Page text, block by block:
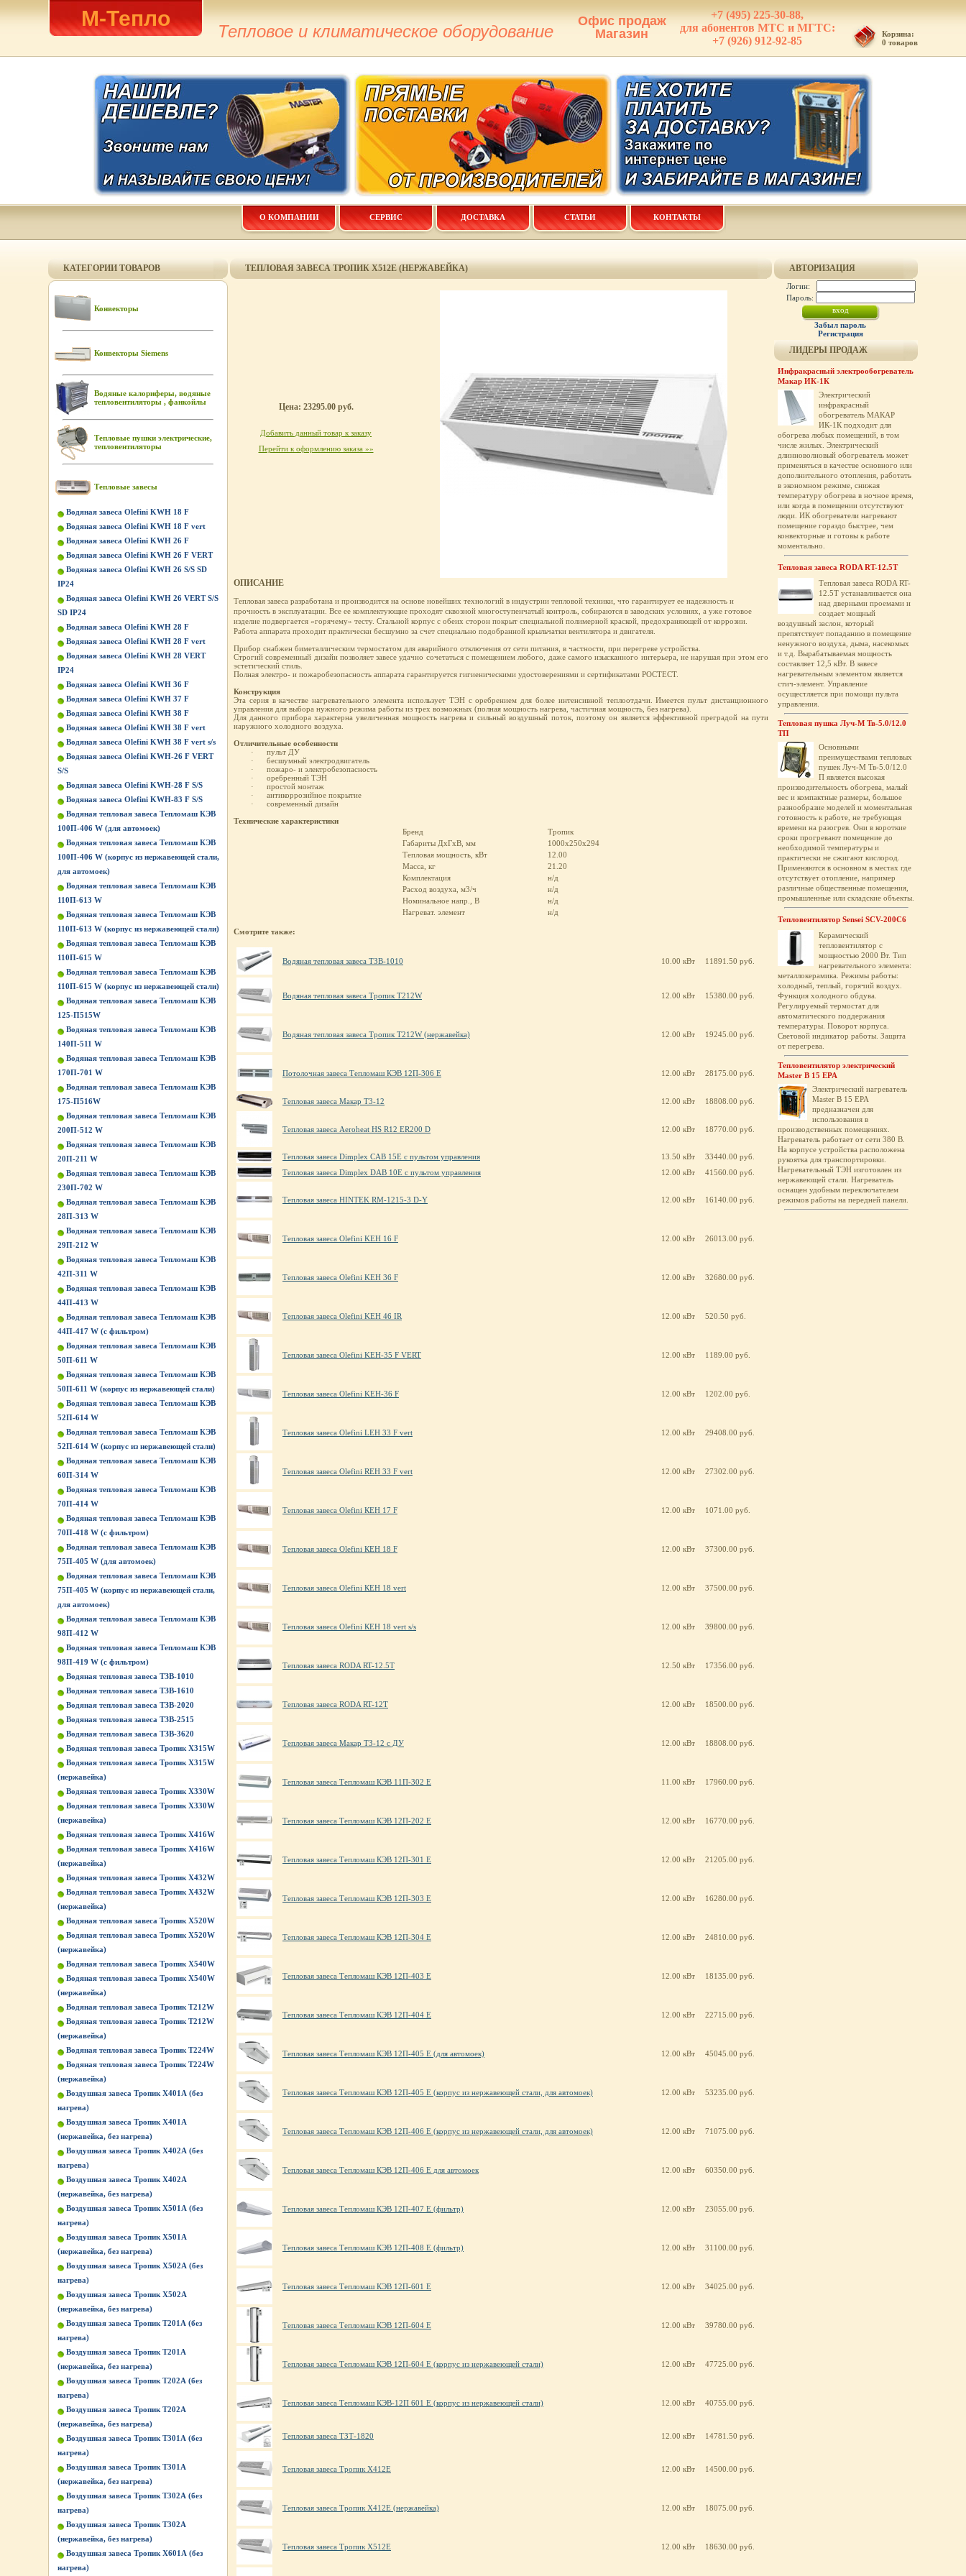
М-Тепло
Тепловое и климатическое оборудование
Офис продаж
Магазин
+7 (495) 225-30-88,
для абонентов МТС и МГТС:
+7 (926) 912-92-85
Корзина:
0 товаров
О КОМПАНИИ СЕРВИС ДОСТАВКА СТАТЬИ КОНТАКТЫ
КАТЕГОРИИ ТОВАРОВ
Конвекторы
Конвекторы Siemens
Водяные калориферы, водяные
тепловентиляторы , фанкойлы
Тепловые пушки электрические,
тепловентиляторы
Тепловые завесы
Водяная завеса Olefini KWH 18 F
Водяная завеса Olefini KWH 18 F vert
Водяная завеса Olefini KWH 26 F
Водяная завеса Olefini KWH 26 F VERT
Водяная завеса Olefini KWH 26 S/S SD
IP24
Водяная завеса Olefini KWH 26 VERT S/S
SD IP24
Водяная завеса Olefini KWH 28 F
Водяная завеса Olefini KWH 28 F vert
Водяная завеса Olefini KWH 28 VERT
IP24
Водяная завеса Olefini KWH 36 F
Водяная завеса Olefini KWH 37 F
Водяная завеса Olefini KWH 38 F
Водяная завеса Olefini KWH 38 F vert
Водяная завеса Olefini KWH 38 F vert s/s
Водяная завеса Olefini KWH-26 F VERT
S/S
Водяная завеса Olefini KWH-28 F S/S
Водяная завеса Olefini KWH-83 F S/S
Водяная тепловая завеса Тепломаш КЭВ
100П-406 W (для автомоек)
Водяная тепловая завеса Тепломаш КЭВ
100П-406 W (корпус из нержавеющей стали,
для автомоек)
Водяная тепловая завеса Тепломаш КЭВ
110П-613 W
Водяная тепловая завеса Тепломаш КЭВ
110П-613 W (корпус из нержавеющей стали)
Водяная тепловая завеса Тепломаш КЭВ
110П-615 W
Водяная тепловая завеса Тепломаш КЭВ
110П-615 W (корпус из нержавеющей стали)
Водяная тепловая завеса Тепломаш КЭВ
125-П515W
Водяная тепловая завеса Тепломаш КЭВ
140П-511 W
Водяная тепловая завеса Тепломаш КЭВ
170П-701 W
Водяная тепловая завеса Тепломаш КЭВ
175-П516W
Водяная тепловая завеса Тепломаш КЭВ
200П-512 W
Водяная тепловая завеса Тепломаш КЭВ
20П-211 W
Водяная тепловая завеса Тепломаш КЭВ
230П-702 W
Водяная тепловая завеса Тепломаш КЭВ
28П-313 W
Водяная тепловая завеса Тепломаш КЭВ
29П-212 W
Водяная тепловая завеса Тепломаш КЭВ
42П-311 W
Водяная тепловая завеса Тепломаш КЭВ
44П-413 W
Водяная тепловая завеса Тепломаш КЭВ
44П-417 W (с фильтром)
Водяная тепловая завеса Тепломаш КЭВ
50П-611 W
Водяная тепловая завеса Тепломаш КЭВ
50П-611 W (корпус из нержавеющей стали)
Водяная тепловая завеса Тепломаш КЭВ
52П-614 W
Водяная тепловая завеса Тепломаш КЭВ
52П-614 W (корпус из нержавеющей стали)
Водяная тепловая завеса Тепломаш КЭВ
60П-314 W
Водяная тепловая завеса Тепломаш КЭВ
70П-414 W
Водяная тепловая завеса Тепломаш КЭВ
70П-418 W (с фильтром)
Водяная тепловая завеса Тепломаш КЭВ
75П-405 W (для автомоек)
Водяная тепловая завеса Тепломаш КЭВ
75П-405 W (корпус из нержавеющей стали,
для автомоек)
Водяная тепловая завеса Тепломаш КЭВ
98П-412 W
Водяная тепловая завеса Тепломаш КЭВ
98П-419 W (с фильтром)
Водяная тепловая завеса ТЗВ-1010
Водяная тепловая завеса ТЗВ-1610
Водяная тепловая завеса ТЗВ-2020
Водяная тепловая завеса ТЗВ-2515
Водяная тепловая завеса ТЗВ-3620
Водяная тепловая завеса Тропик X315W
Водяная тепловая завеса Тропик X315W
(нержавейка)
Водяная тепловая завеса Тропик X330W
Водяная тепловая завеса Тропик X330W
(нержавейка)
Водяная тепловая завеса Тропик X416W
Водяная тепловая завеса Тропик X416W
(нержавейка)
Водяная тепловая завеса Тропик X432W
Водяная тепловая завеса Тропик X432W
(нержавейка)
Водяная тепловая завеса Тропик X520W
Водяная тепловая завеса Тропик X520W
(нержавейка)
Водяная тепловая завеса Тропик X540W
Водяная тепловая завеса Тропик X540W
(нержавейка)
Водяная тепловая завеса Тропик Т212W
Водяная тепловая завеса Тропик Т212W
(нержавейка)
Водяная тепловая завеса Тропик Т224W
Водяная тепловая завеса Тропик Т224W
(нержавейка)
Воздушная завеса Тропик X401А (без
нагрева)
Воздушная завеса Тропик X401А
(нержавейка, без нагрева)
Воздушная завеса Тропик X402А (без
нагрева)
Воздушная завеса Тропик X402А
(нержавейка, без нагрева)
Воздушная завеса Тропик X501А (без
нагрева)
Воздушная завеса Тропик X501А
(нержавейка, без нагрева)
Воздушная завеса Тропик X502А (без
нагрева)
Воздушная завеса Тропик X502А
(нержавейка, без нагрева)
Воздушная завеса Тропик Т201А (без
нагрева)
Воздушная завеса Тропик Т201А
(нержавейка, без нагрева)
Воздушная завеса Тропик Т202А (без
нагрева)
Воздушная завеса Тропик Т202А
(нержавейка, без нагрева)
Воздушная завеса Тропик Т301А (без
нагрева)
Воздушная завеса Тропик Т301А
(нержавейка, без нагрева)
Воздушная завеса Тропик Т302А (без
нагрева)
Воздушная завеса Тропик Т302А
(нержавейка, без нагрева)
Воздушная завеса Тропик Х601А (без
нагрева)
ТЕПЛОВАЯ ЗАВЕСА ТРОПИК X512E (НЕРЖАВЕЙКА)
Цена: 23295.00 руб.
Добавить данный товар к заказу
Перейти к оформлению заказа »»
ОПИСАНИЕ
Тепловая завеса разработана и производится на основе новейших технологий в индустрии тепловой техники, что гарантирует ее надежность и
прочность в эксплуатации. Все ее комплектующие проходят сквозной многоступенчатый контроль, собираются в заводских условиях, а уже готовое
изделие подвергается «горячему» тесту. Стальной корпус с обеих сторон покрыт специальной полимерной краской, предохраняющей от коррозии.
Работа аппарата проходит практически бесшумно за счет специально подобранной крыльчатки вентилятора и двигателя.
Прибор снабжен биметаллическим термостатом для аварийного отключения от сети питания, в частности, при перегреве устройства.
Строгий современный дизайн позволяет завесе удачно сочетаться с помещением любого, даже самого изысканного интерьера, не нарушая при этом его
эстетический стиль.
Полная электро- и пожаробезопасность аппарата гарантируется гигиеническими удостоверениями и сертификатами РОСТЕСТ.
Конструкция
Эта серия в качестве нагревательного элемента использует ТЭН с оребрением для более интенсивной теплоотдачи. Имеется пульт дистанционного
управления для выбора нужного режима работы из трех возможных (полная мощность нагрева, частичная мощность, без нагрева).
Для данного прибора характерна увеличенная мощность нагрева и сильный воздушный поток, поэтому он является эффективной преградой на пути
наружного холодного воздуха.
Отличительные особенности
·
пульт ДУ
·
бесшумный электродвигатель
·
пожаро- и электробезопасность
·
оребренный ТЭН
·
простой монтаж
·
антикоррозийное покрытие
·
современный дизайн
Технические характеристики
Бренд
Тропик
Габариты ДхГхВ, мм
1000х250х294
Тепловая мощность, кВт
12.00
Масса, кг
21.20
Комплектация
н/д
Расход воздуха, м3/ч
н/д
Номинальное напр., В
н/д
Нагреват. элемент
н/д
Смотрите также:
Водяная тепловая завеса ТЗВ-1010 10.00 кВт 11891.50 руб.
Водяная тепловая завеса Тропик Т212W 12.00 кВт 15380.00 руб.
Водяная тепловая завеса Тропик Т212W (нержавейка) 12.00 кВт 19245.00 руб.
Потолочная завеса Тепломаш КЭВ 12П-306 Е 12.00 кВт 28175.00 руб.
Тепловая завеса Макар Т3-12 12.00 кВт 18808.00 руб.
Тепловая завеса Aeroheat HS R12 ER200 D 12.00 кВт 18770.00 руб.
Тепловая завеса Dimplex CAB 15E с пультом управления 13.50 кВт
33440.00 руб.
Тепловая завеса Dimplex DAB 10E с пультом управления
12.00 кВт 41560.00 руб.
Тепловая завеса HINTEK RM-1215-3 D-Y 12.00 кВт 16140.00 руб.
Тепловая завеса Olefini KEH 16 F 12.00 кВт 26013.00 руб.
Тепловая завеса Olefini KEH 36 F 12.00 кВт 32680.00 руб.
Тепловая завеса Olefini KEH 46 IR 12.00 кВт 520.50 руб.
Тепловая завеса Olefini KEH-35 F VERT 12.00 кВт 1189.00 руб.
Тепловая завеса Olefini KEH-36 F 12.00 кВт 1202.00 руб.
Тепловая завеса Olefini LEH 33 F vert 12.00 кВт 29408.00 руб.
Тепловая завеса Olefini REH 33 F vert 12.00 кВт 27302.00 руб.
Тепловая завеса Olefini КЕН 17 F 12.00 кВт 1071.00 руб.
Тепловая завеса Olefini КЕН 18 F 12.00 кВт 37300.00 руб.
Тепловая завеса Olefini КЕН 18 vert 12.00 кВт 37500.00 руб.
Тепловая завеса Olefini КЕН 18 vert s/s 12.00 кВт 39800.00 руб.
Тепловая завеса RODA RT-12.5T 12.50 кВт 17356.00 руб.
Тепловая завеса RODA RT-12T 12.00 кВт 18500.00 руб.
Тепловая завеса Макар ТЗ-12 с ДУ 12.00 кВт 18808.00 руб.
Тепловая завеса Тепломаш КЭВ 11П-302 Е 11.00 кВт 17960.00 руб.
Тепловая завеса Тепломаш КЭВ 12П-202 Е 12.00 кВт 16770.00 руб.
Тепловая завеса Тепломаш КЭВ 12П-301 Е 12.00 кВт 21205.00 руб.
Тепловая завеса Тепломаш КЭВ 12П-303 Е 12.00 кВт 16280.00 руб.
Тепловая завеса Тепломаш КЭВ 12П-304 Е 12.00 кВт 24810.00 руб.
Тепловая завеса Тепломаш КЭВ 12П-403 Е 12.00 кВт 18135.00 руб.
Тепловая завеса Тепломаш КЭВ 12П-404 Е 12.00 кВт 22715.00 руб.
Тепловая завеса Тепломаш КЭВ 12П-405 Е (для автомоек) 12.00 кВт 45045.00 руб.
Тепловая завеса Тепломаш КЭВ 12П-405 Е (корпус из нержавеющей стали, для автомоек) 12.00 кВт 53235.00 руб.
Тепловая завеса Тепломаш КЭВ 12П-406 Е (корпус из нержавеющей стали, для автомоек) 12.00 кВт 71075.00 руб.
Тепловая завеса Тепломаш КЭВ 12П-406 Е для автомоек 12.00 кВт 60350.00 руб.
Тепловая завеса Тепломаш КЭВ 12П-407 Е (фильтр) 12.00 кВт 23055.00 руб.
Тепловая завеса Тепломаш КЭВ 12П-408 Е (фильтр) 12.00 кВт 31100.00 руб.
Тепловая завеса Тепломаш КЭВ 12П-601 Е 12.00 кВт 34025.00 руб.
Тепловая завеса Тепломаш КЭВ 12П-604 Е 12.00 кВт 39780.00 руб.
Тепловая завеса Тепломаш КЭВ 12П-604 Е (корпус из нержавеющей стали) 12.00 кВт 47725.00 руб.
Тепловая завеса Тепломаш КЭВ-12П 601 Е (корпус из нержавеющей стали) 12.00 кВт 40755.00 руб.
Тепловая завеса ТЗТ-1820 12.00 кВт 14781.50 руб.
Тепловая завеса Тропик X412E 12.00 кВт 14500.00 руб.
Тепловая завеса Тропик X412E (нержавейка) 12.00 кВт 18075.00 руб.
Тепловая завеса Тропик X512E 12.00 кВт 18630.00 руб.
АВТОРИЗАЦИЯ
Логин:
Пароль:
Забыл пароль
Регистрация
ЛИДЕРЫ ПРОДАЖ
Инфракрасный электрообогреватель
Макар ИК-1К
Электрический
инфракрасный
обогреватель МАКАР
ИК-1К подходит для
обогрева любых помещений, в том
числе жилых. Электрический
длинноволновый обогреватель может
применяться в качестве основного или
дополнительного отопления, работать
в экономном режиме, снижая
температуру обогрева в ночное время,
или когда в помещении отсутствуют
люди. ИК обогреватели нагревают
помещение гораздо быстрее, чем
конвекторные и готовы к работе
моментально.
Тепловая завеса RODA RT-12.5T
Тепловая завеса RODA RT-
12.5T устанавливается она
над дверными проемами и
создает мощный
воздушный заслон, который
препятствует попаданию в помещение
ненужного воздуха, дыма, насекомых
и т.д. Вырабатываемая мощность
составляет 12,5 кВт. В завесе
нагревательным элементом является
стич-элемент. Управление
осущестляется при помощи пульта
управления.
Тепловая пушка Луч-М Тв-5.0/12.0
ТП
Основными
преимуществами тепловых
пушек Луч-М Тв-5.0/12.0
П является высокая
производительность обогрева, малый
вес и компактные размеры, большое
разнообразие моделей и моментальная
готовность к работе, не требующая
времени на разогрев. Они в короткие
сроки прогревают помещение до
необходимой температуры и
практически не сжигают кислород.
Применяются в основном в местах где
отсутствует отопление, например
различные общественные помещения,
промышленные или складские объекты.
Тепловентилятор Sensei SCV-200C6
Керамический
тепловентилятор с
мощностью 2000 Вт. Тип
нагревательного элемента:
металлокерамика. Режимы работы:
холодный, теплый, горячий воздух.
Функция холодного обдува.
Регулируемый термостат для
автоматического поддержания
температуры. Поворот корпуса.
Световой индикатор работы. Защита
от перегрева.
Тепловентилятор электрический
Master B 15 EPA
Электрический нагреватель
Master B 15 EPA
предназначен для
использования в
производственных помещениях.
Нагреватель работает от сети 380 В.
На корпусе устройства расположена
рукоятка для транспортировки.
Нагревательный ТЭН изготовлен из
нержавеющей стали. Нагреватель
оснащен удобным переключателем
режимов работы на передней панели.